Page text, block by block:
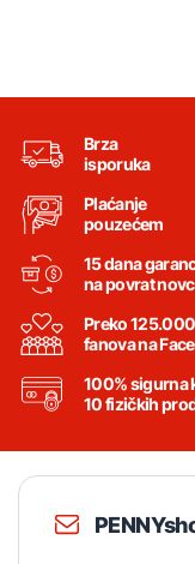
Brza
isporuka
Plaćanje
pouzećem
15 dana
na povrat
Preko 125.000
fanova na
100% sigurna
10 fizičkih